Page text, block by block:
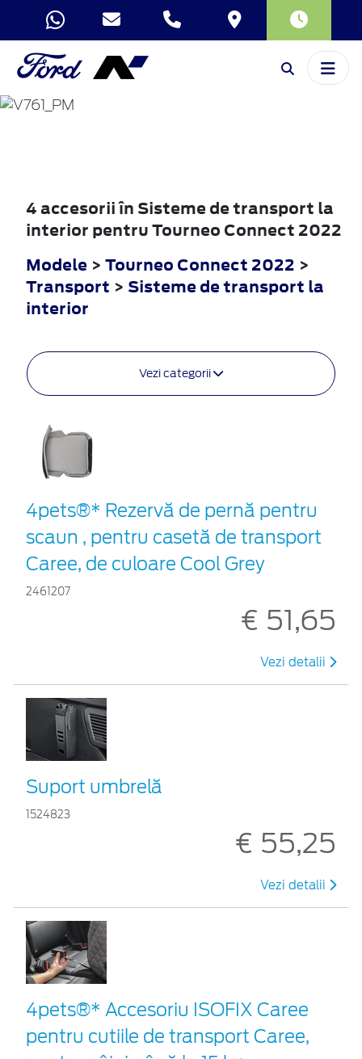
TOURNEO
CONNECT
4 accesorii în Sisteme de transport la
interior pentru Tourneo Connect 2022
Modele > Tourneo Connect 2022 >
Transport > Sisteme de transport la
interior
Vezi categorii
4pets®* Rezervă de pernă pentru
scaun , pentru casetă de transport
Caree, de culoare Cool Grey
2461207
€ 51,65
Vezi detalii
Suport umbrelă
1524823
€ 55,25
Vezi detalii
4pets®* Accesoriu ISOFIX Caree
pentru cutiile de transport Caree,